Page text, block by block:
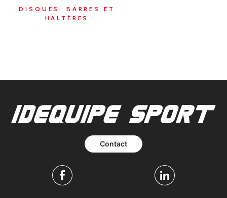
DISQUES, BARRES ET
HALTÈRES
Contact
Facebook Linkedin